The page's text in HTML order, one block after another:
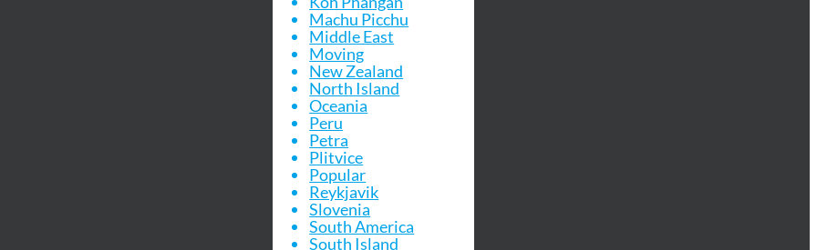
Machu Picchu
Middle East
Moving
New Zealand
North Island
Oceania
Peru
Petra
Plitvice
Popular
Reykjavik
Slovenia
South America
South Island